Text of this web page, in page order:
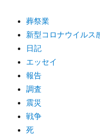
葬祭業
新型コロナウイルス
日記
エッセイ
報告
調査
震災
戦争
死